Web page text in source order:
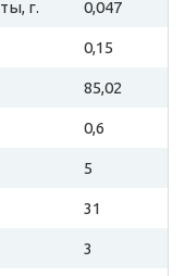
г. 0,047
0,15
85,02
0,6
5
31
3